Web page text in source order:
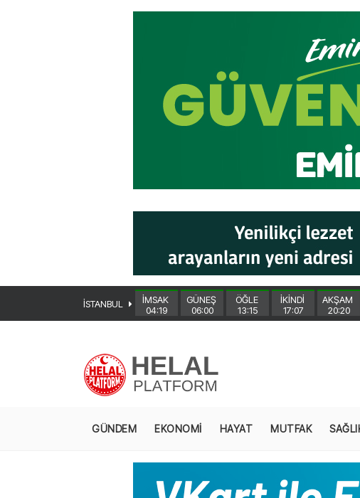
İSTANBUL
İMSAK
04:19
GÜNEŞ
06:00
ÖĞLE
13:15
İKİNDİ
17:07
AKŞAM
20:20
GÜNDEM EKONOMİ HAYAT MUTFAK